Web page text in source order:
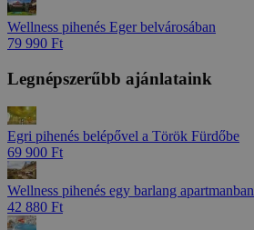
Wellness pihenés Eger belvárosában
79 990 Ft
Legnépszerűbb ajánlataink
Egri pihenés belépővel a Török Fürdőbe
69 900 Ft
Wellness pihenés egy barlang apartmanban
42 880 Ft